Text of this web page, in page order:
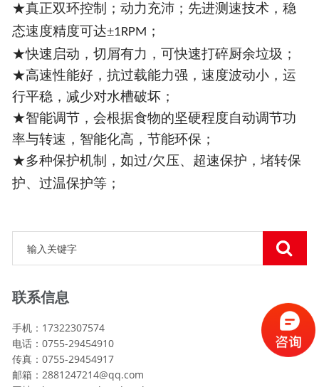
★真正双环控制
；动力充沛；先进测速技术，稳
态速度精度可达±1RPM ；
★快速启动，切屑有力，可快速打碎厨余垃圾；
★高速性能好，抗过载能力强，速度波动小，运
行平稳，减少对水槽破坏；
★智能调节，会根据食物的坚硬程度自动调节功
率与转速，智能化高，节能环保；
★多种保护机制，如过/欠压、超速保护，堵转保
护、过温保护等；
联系信息
手机：17322307574
电话：0755-29454910
传真：0755-29454917
邮箱：2881247214@qq.com